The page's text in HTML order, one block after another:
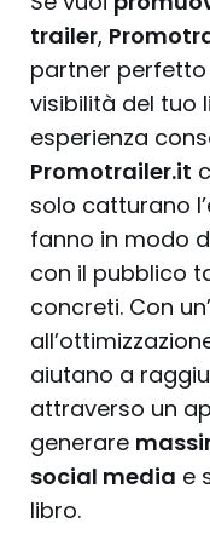
trailer,
partner
visibilità del tuo
esperienza
Promotrailer.it
solo catturano
fanno in modo
con il pubblico
concreti. Con
aiutano a
attraverso un
generare
social media e
libro.